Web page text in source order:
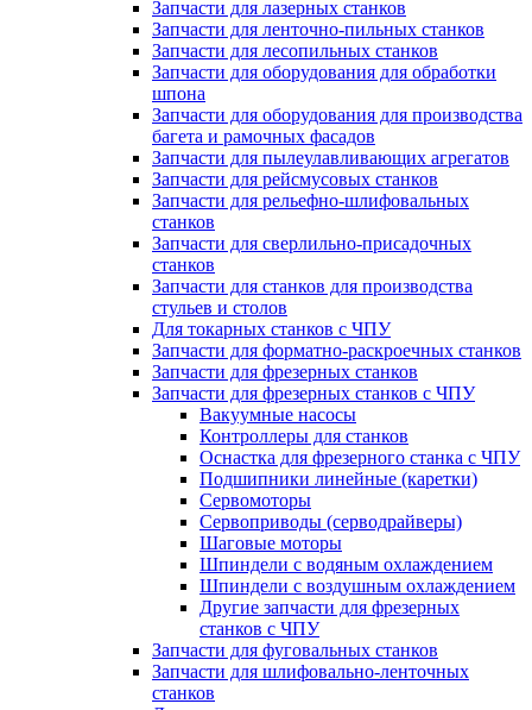
Запчасти для лазерных станков
Запчасти для ленточно-пильных станков
Запчасти для лесопильных станков
Запчасти для оборудования для обработки
шпона
Запчасти для оборудования для производства
багета и рамочных фасадов
Запчасти для пылеулавливающих агрегатов
Запчасти для рейсмусовых станков
Запчасти для рельефно-шлифовальных
станков
Запчасти для сверлильно-присадочных
станков
Запчасти для станков для производства
стульев и столов
Для токарных станков с ЧПУ
Запчасти для форматно-раскроечных станков
Запчасти для фрезерных станков
Запчасти для фрезерных станков с ЧПУ
Вакуумные насосы
Контроллеры для станков
Оснастка для фрезерного станка с ЧПУ
Подшипники линейные (каретки)
Сервомоторы
Сервоприводы (серводрайверы)
Шаговые моторы
Шпиндели с водяным охлаждением
Шпиндели с воздушным охлаждением
Другие запчасти для фрезерных
станков с ЧПУ
Запчасти для фуговальных станков
Запчасти для шлифовально-ленточных
станков